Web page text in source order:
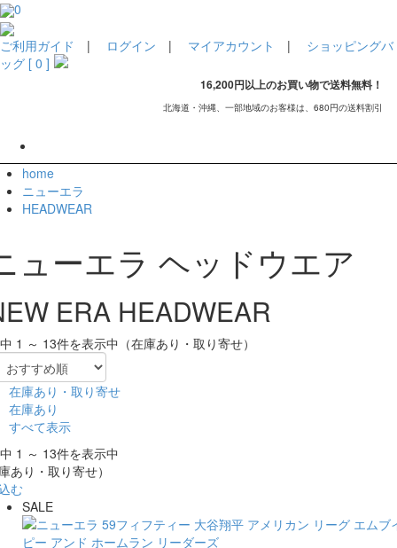
0
ご利用ガイド | ログイン | マイアカウント | ショッピングバ
ッグ [ 0 ]
16,200円以上のお買い物で送料無料！
北海道・沖縄、一部地域のお客様は、680円の送料割引
home
ニューエラ
HEADWEAR
ューエラ ヘッドウエア
ERA HEADWEAR
1 ～ 13件を表示中（在庫あり・取り寄せ）
在庫あり・取り寄せ
在庫あり
すべて表示
1 ～ 13件を表示中
あり・取り寄せ）
む
SALE